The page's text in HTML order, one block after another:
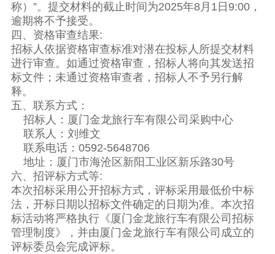
称）”。提交材料的截止时间为2025年8月1日9:00，
逾期将不予接受。
四、资格审查结果:
招标人依据资格审查标准对潜在投标人所提交材料
进行审查。如通过资格审查，招标人将向其发送招
标文件；未通过资格审查者，招标人不予另行解
释。
五、联系方式：
招标人：厦门金龙旅行车有限公司采购中心
联系人：刘维文
联系电话：0592-5648706
地址：厦门市海沧区新阳工业区新乐路30号
六、招评标方式等:
本次招标采用公开招标方式，评标采用最低价中标
法，开标日期以招标文件确定的日期为准。本次招
标活动将严格执行《厦门金龙旅行车有限公司招标
管理制度》，并由厦门金龙旅行车有限公司成立的
评标委员会完成评标。